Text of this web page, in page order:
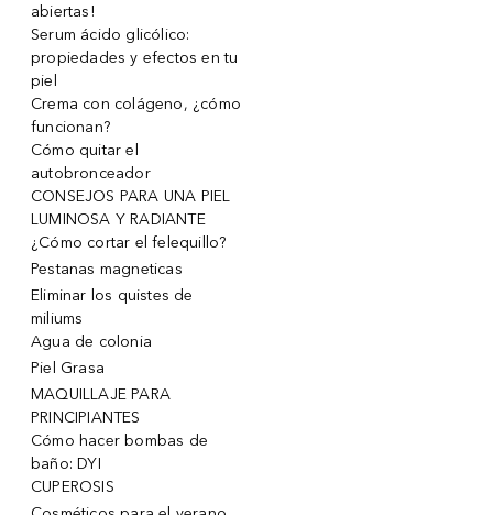
abiertas!
Serum ácido glicólico:
propiedades y efectos en tu
piel
Crema con colágeno, ¿cómo
funcionan?
Cómo quitar el
autobronceador
CONSEJOS PARA UNA PIEL
LUMINOSA Y RADIANTE
¿Cómo cortar el felequillo?
Pestanas magneticas
Eliminar los quistes de
miliums
Agua de colonia
Piel Grasa
MAQUILLAJE PARA
PRINCIPIANTES
Cómo hacer bombas de
baño: DYI
CUPEROSIS